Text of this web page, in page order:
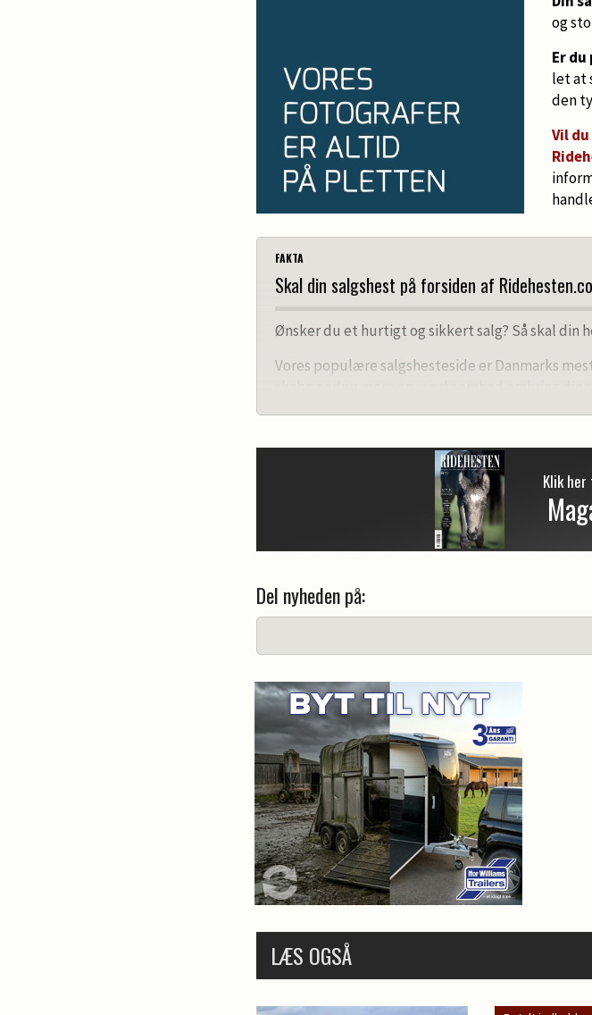
og
Er
let at
den
Vil
FAKTA
Skal din salgshest på forsiden af
Ønsker du et hurtigt og sikkert salg? Så skal din
Vores populære salgshesteside er Danmarks
Ugens salgshest på Ridehesten.com
Som ugens salgshest producerer vores
Vi ringer dig op til et kort telefoninterview og
mulighed for at vælge 2-3 billeder fra vores
Artiklen vil blive markeret som advertorial og
timer.
Pris: 1250 kr. inklusiv moms.
Klik
Del nyheden på:
LÆS OGSÅ